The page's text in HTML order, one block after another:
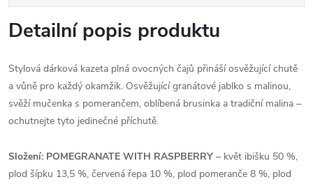
Detailní popis produktu
Stylová dárková kazeta plná ovocných čajů přináší osvěžující chutě
a vůně pro každý okamžik. Osvěžující granátové jablko s malinou,
svěží mučenka s pomerančem, oblíbená brusinka a tradiční malina –
ochutnejte tyto jedinečné příchutě.
Složení: POMEGRANATE WITH RASPBERRY – květ ibišku 50 %,
plod šípku 13,5 %, červená řepa 10 %, plod pomeranče 8 %, plod